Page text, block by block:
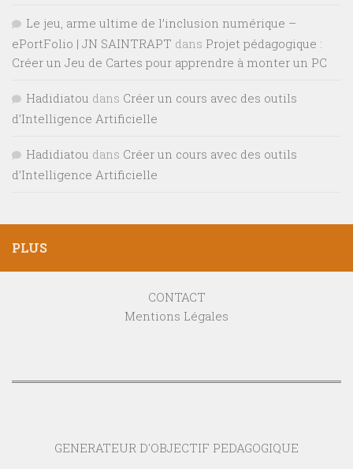
Le jeu, arme ultime de l’inclusion numérique –
ePortFolio | JN SAINTRAPT dans Projet pédagogique :
Créer un Jeu de Cartes pour apprendre à monter un PC
Hadidiatou dans Créer un cours avec des outils
d’Intelligence Artificielle
Hadidiatou dans Créer un cours avec des outils
d’Intelligence Artificielle
PLUS
CONTACT
Mentions Légales
GENERATEUR D'OBJECTIF PEDAGOGIQUE